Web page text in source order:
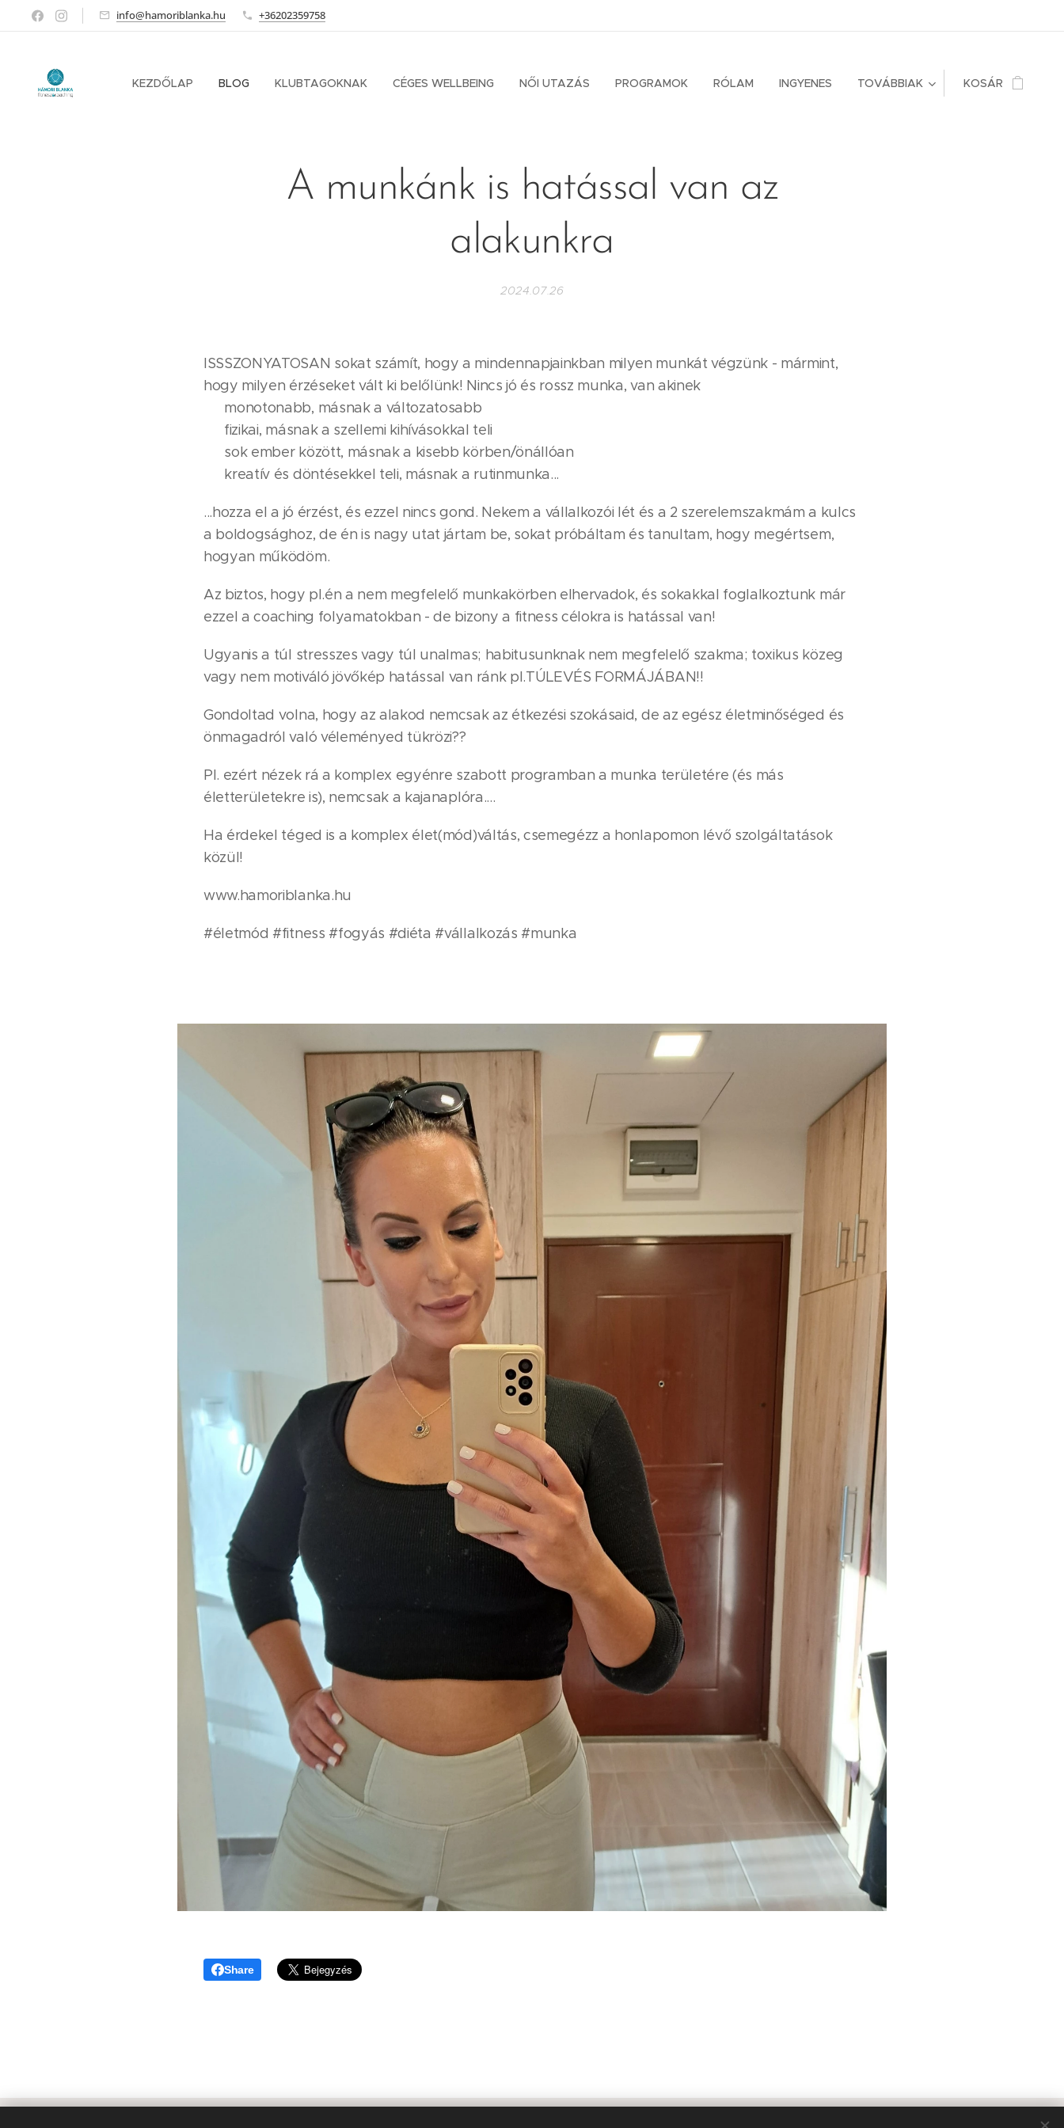
info@hamoriblanka.hu +36202359758
KEZDŐLAP BLOG KLUBTAGOKNAK CÉGES WELLBEING NŐI UTAZÁS PROGRAMOK RÓLAM INGYENES TOVÁBBIAK KOSÁR
A munkánk is hatással van az
alakunkra
2024.07.26
ISSSZONYATOSAN sokat számít, hogy a mindennapjainkban milyen munkát végzünk - mármint,
hogy milyen érzéseket vált ki belőlünk! Nincs jó és rossz munka, van akinek
✨ monotonabb, másnak a változatosabb
️✨️ fizikai, másnak a szellemi kihívásokkal teli
✨️ sok ember között, másnak a kisebb körben/önállóan
✨️ kreatív és döntésekkel teli, másnak a rutinmunka...
...hozza el a jó érzést, és ezzel nincs gond. Nekem a vállalkozói lét és a 2 szerelemszakmám a kulcs
a boldogsághoz, de én is nagy utat jártam be, sokat próbáltam és tanultam, hogy megértsem,
hogyan működöm.
Az biztos, hogy pl.én a nem megfelelő munkakörben elhervadok, és sokakkal foglalkoztunk már
ezzel a coaching folyamatokban - de bizony a fitness célokra is hatással van! ⚠️
Ugyanis a túl stresszes vagy túl unalmas; habitusunknak nem megfelelő szakma; toxikus közeg
vagy nem motiváló jövőkép hatással van ránk pl.TÚLEVÉS FORMÁJÁBAN!!
Gondoltad volna, hogy az alakod nemcsak az étkezési szokásaid, de az egész életminőséged és
önmagadról való véleményed tükrözi??
Pl. ezért nézek rá a komplex egyénre szabott programban a munka területére (és más
életterületekre is), nemcsak a kajanaplóra....
Ha érdekel téged is a komplex élet(mód)váltás, csemegézz a honlapomon lévő szolgáltatások
közül!
www.hamoriblanka.hu
#életmód #fitness #fogyás #diéta #vállalkozás #munka
Share